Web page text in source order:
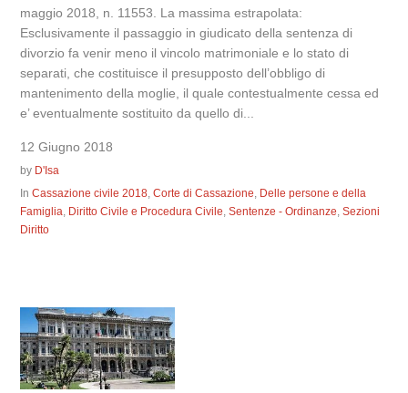
maggio 2018, n. 11553. La massima estrapolata:
Esclusivamente il passaggio in giudicato della sentenza di
divorzio fa venir meno il vincolo matrimoniale e lo stato di
separati, che costituisce il presupposto dell’obbligo di
mantenimento della moglie, il quale contestualmente cessa ed
e’ eventualmente sostituito da quello di...
12 Giugno 2018
by D'Isa
InCassazione civile 2018,Corte di Cassazione, Delle persone e della
Famiglia, Diritto Civile e Procedura Civile,Sentenze - Ordinanze,Sezioni
Diritto